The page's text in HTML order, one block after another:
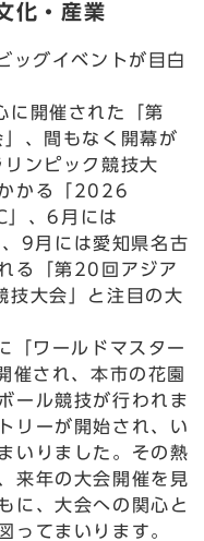
化・産業
ッグイベントが目白
に開催された「第
、間もなく開幕が
ンピック競技大
かる「2026
、6月には
9月には愛知県名古
る「第20回アジア
技大会」と注目の大
「ワールドマスター
され、本市の花園
ール競技が行われま
リーが開始され、い
いりました。その熱
来年の大会開催を見
に、大会への関心と
ってまいります。